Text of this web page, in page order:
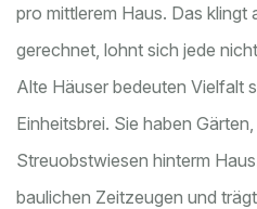
pro mittlerem Haus. Das klingt
gerechnet, lohnt sich jede
Alte Häuser bedeuten Vielfalt
Einheitsbrei. Sie haben
Streuobstwiesen hinterm
baulichen Zeitzeugen und